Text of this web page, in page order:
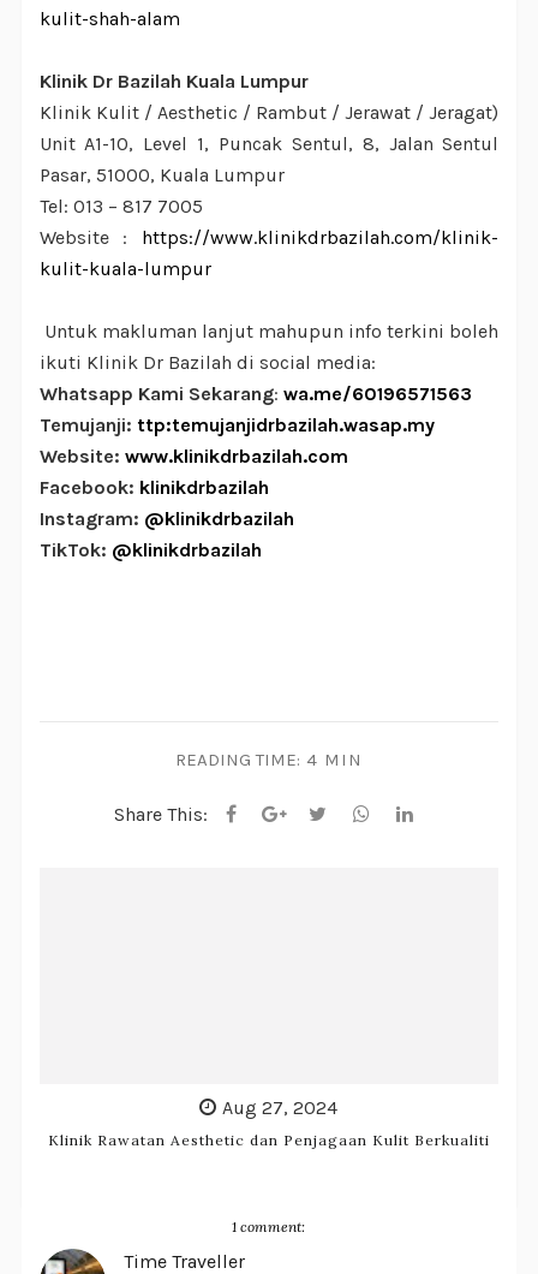
kulit-shah-alam
Klinik Dr Bazilah Kuala Lumpur
Klinik Kulit / Aesthetic / Rambut / Jerawat / Jeragat)
Unit A1-10, Level 1, Puncak Sentul, 8, Jalan Sentul
Pasar, 51000, Kuala Lumpur
Tel: 013 – 817 7005
Website : https://www.klinikdrbazilah.com/klinik-
kulit-kuala-lumpur
Untuk makluman lanjut mahupun info terkini boleh
ikuti Klinik Dr Bazilah di social media:
Whatsapp Kami Sekarang: wa.me/60196571563
Temujanji: ttp:temujanjidrbazilah.wasap.my
Website: www.klinikdrbazilah.com
Facebook: klinikdrbazilah
Instagram: @klinikdrbazilah
TikTok: @klinikdrbazilah
READING TIME: 4 MIN
Share This:
Aug 27, 2024
Klinik Rawatan Aesthetic dan Penjagaan Kulit Berkualiti
1 comment:
Time Traveller